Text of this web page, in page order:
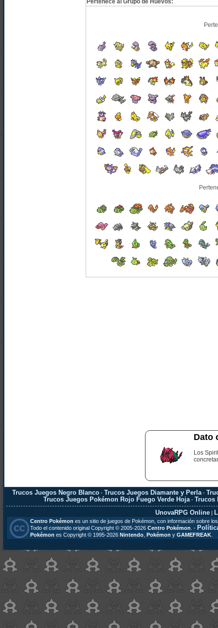
Pertenece al Grupo de Huevos:
Dato
Los
Trucos Juegos Negro Blanco -Trucos Juegos Diamante y Perla -
Trucos Juegos Pokémon Rojo Fuego Verde Hoja -Trucos
UnovaRPG Online |
Centro Pokémon es un sitio de juegos de Pokémon, con información sobre
Todo el contenido original Copyright © 2005-2026 Centro Pokémon . -
Pokémon es Copyright © 1995-2026 Nintendo, Pokémon y GAMEFREAK.